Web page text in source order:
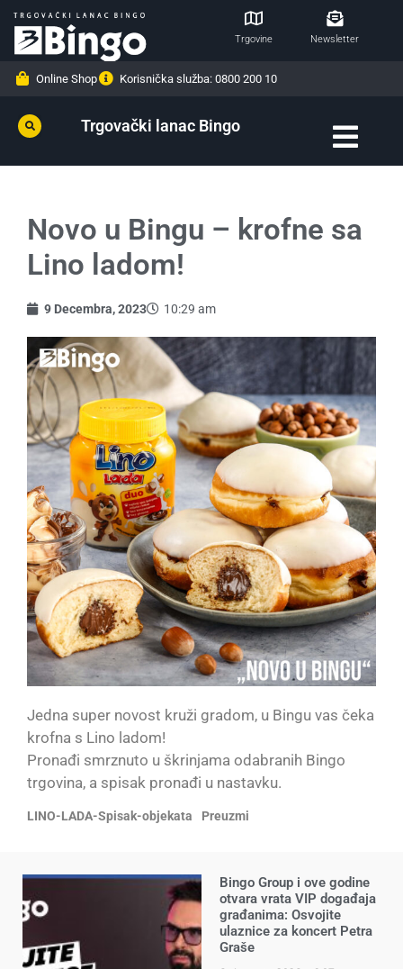
Trgovine Newsletter
Online Shop Korisnička služba: 0800 200 10
Trgovački lanac Bingo
Novo u Bingu – krofne sa
Lino ladom!
9 Decembra, 2023 10:29 am
Jedna super novost kruži gradom, u Bingu vas čeka
krofna s Lino ladom!
Pronađi smrznuto u škrinjama odabranih Bingo
trgovina, a spisak pronađi u nastavku.
LINO-LADA-Spisak-objekata Preuzmi
Bingo Group i ove godine
otvara vrata VIP događaja
građanima: Osvojite
ulaznice za koncert Petra
Graše